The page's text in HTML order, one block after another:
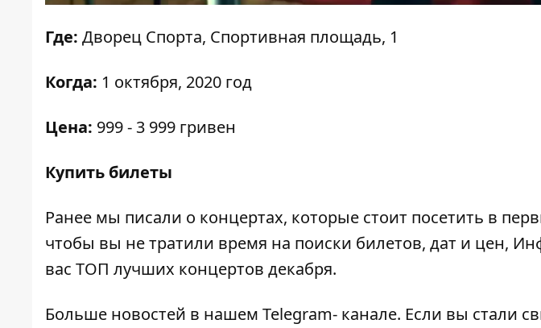
Где: Дворец Спорта, Спортивная площадь, 1
Когда: 1 октября, 2020 год
Цена: 999 - 3 999 гривен
Купить билеты
Ранее мы писали о концертах, которые стоит посетить в
чтобы вы не тратили время на поиски билетов, дат и цен,
вас ТОП лучших концертов декабря.
Больше новостей в нашем Telegram- канале. Если вы стали